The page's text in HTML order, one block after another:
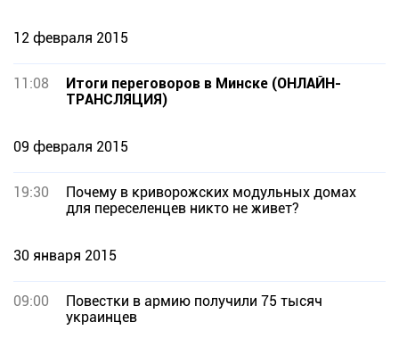
12 февраля 2015
11:08
Итоги переговоров в Минске (ОНЛАЙН-
ТРАНСЛЯЦИЯ)
09 февраля 2015
19:30
Почему в криворожских модульных домах
для переселенцев никто не живет?
30 января 2015
09:00
Повестки в армию получили 75 тысяч
украинцев